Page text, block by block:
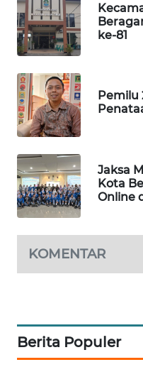
ke-81
Pemilu
Jaksa
Kota
Online
KOMENTAR
Berita Populer
KARING
NEWS
JURNAL
MARITIM
HUMBANG
GARONGGANG
NEWS
FISUELRI
ID
CILEUNGSI